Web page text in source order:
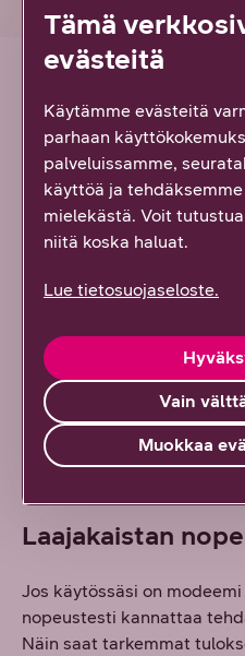
Nopeustesti:
DNA:n nettitesti auttaa
nopeuden helposti ja
mobiiliverkoissa. Testi
nopeasti nettiyhteytesi
tärkeää huomioida
aloittamista, jotta tulokset
tarkkoja.
Kun mittaat netin
laitteet ja sovellukset,
samanaikaisesti. Tämä
vain käyttämäsi laitteen
Laajakaistan
Jos käytössäsi on
nopeustesti kannattaa
Näin saat tarkemmat
Tämä
evästeitä
Käytämme evästeitä
parhaan
palveluissamme,
käyttöä ja
mielekästä. Voit
niitä koska haluat.
Lue tietosuojaseloste.
Vain
Muokkaa